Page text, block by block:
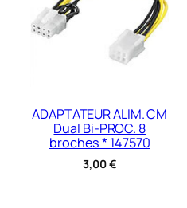
ADAPTATEUR ALIM. CM
Dual Bi-PROC. 8
broches * 147570
3,00€